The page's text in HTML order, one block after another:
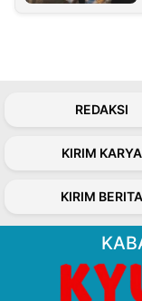
REDAKSI
KIRIM KARYA
KIRIM BERITA